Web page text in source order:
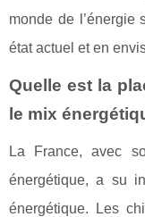
monde de l’énergie
état actuel et en
Quelle est la
le mix
La France, avec
énergétique, a su
énergétique. Les